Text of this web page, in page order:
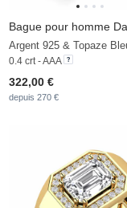
Bague pour homme
Argent 925 & Topaze
0.4 crt - AAA
322,00 €
depuis 270 €